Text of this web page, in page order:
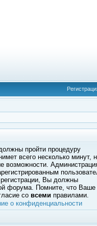
пройти процедуру
всего несколько минут,
возможности.
Вы должны
форума. Помните, что Ваше
со всеми правилами.
о конфиденциальности